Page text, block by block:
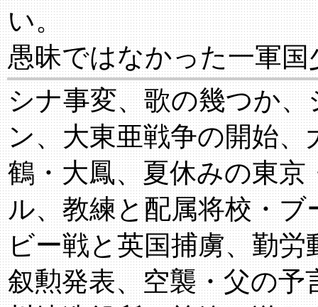
い。
愚昧ではなかった一軍国
シナ事変、歌の幾つか
ン、大東亜戦争の開始
鶴・大鳳、夏休みの東
ル、教練と配属将校・
ビー戦と英国捕虜、勤
叙勲発表、空襲・父の